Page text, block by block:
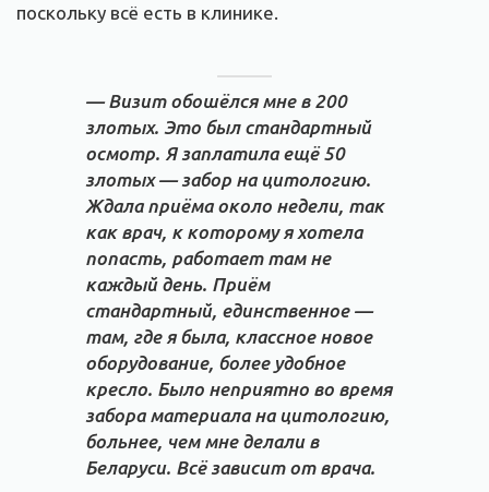
поскольку всё есть в клинике.
— Визит обошёлся мне в 200
злотых. Это был стандартный
осмотр. Я заплатила ещё 50
злотых — забор на цитологию.
Ждала приёма около недели, так
как врач, к которому я хотела
попасть, работает там не
каждый день. Приём
стандартный, единственное —
там, где я была, классное новое
оборудование, более удобное
кресло. Было неприятно во время
забора материала на цитологию,
больнее, чем мне делали в
Беларуси. Всё зависит от врача.